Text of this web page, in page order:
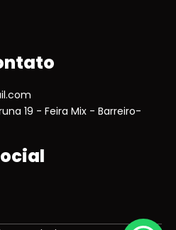
19 - Feira Mix - Barreiro-